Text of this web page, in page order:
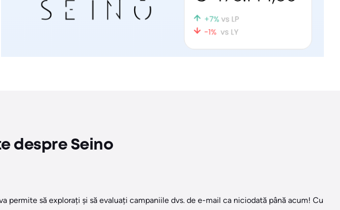
despre Seino
să explorați și să evaluați campaniile dvs. de e-mail ca niciodată până acum! Cu